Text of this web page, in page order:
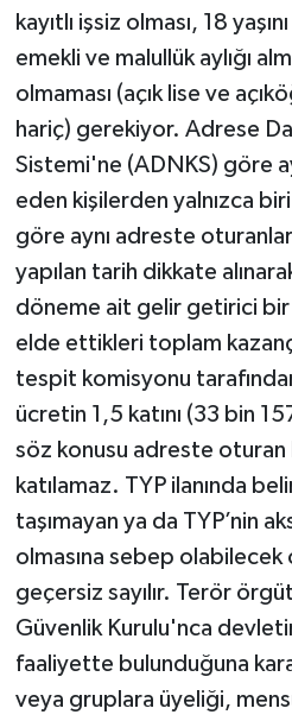
kayıtlı işsiz olması, 18
emekli ve malullük aylığı
olmaması (açık lise ve
hariç) gerekiyor. Adrese
Sistemi'ne (ADNKS) göre
eden kişilerden yalnızca
göre aynı adreste
yapılan tarih dikkate
döneme ait gelir getirici bir
elde ettikleri toplam
tespit komisyonu
ücretin 1,5 katını (33 bin
söz konusu adreste oturan
katılamaz. TYP ilanında
taşımayan ya da TYP’nin
olmasına sebep olabilecek
geçersiz sayılır. Terör
Güvenlik Kurulu'nca
faaliyette bulunduğuna
veya gruplara üyeliği,